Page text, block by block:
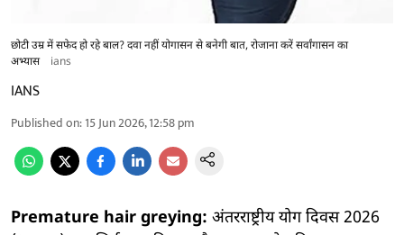
छोटी उम्र में सफेद हो रहे बाल? दवा नहीं योगासन से बनेगी बात, रोजाना करें सर्वांगासन का
अभ्यास
ians
IANS
Published on:15 Jun 2026, 12:58 pm
Premature hair greying: अंतरराष्ट्रीय योग दिवस 2026